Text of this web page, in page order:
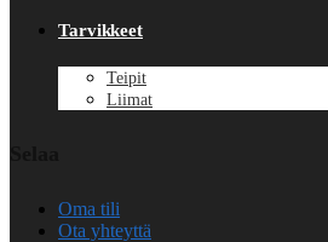
Tarvikkeet
Teipit
Liimat
Oma tili
Ota yhteyttä